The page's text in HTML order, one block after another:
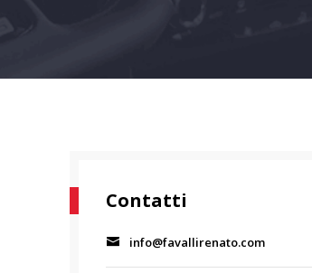
Contatti
info@favallirenato.com